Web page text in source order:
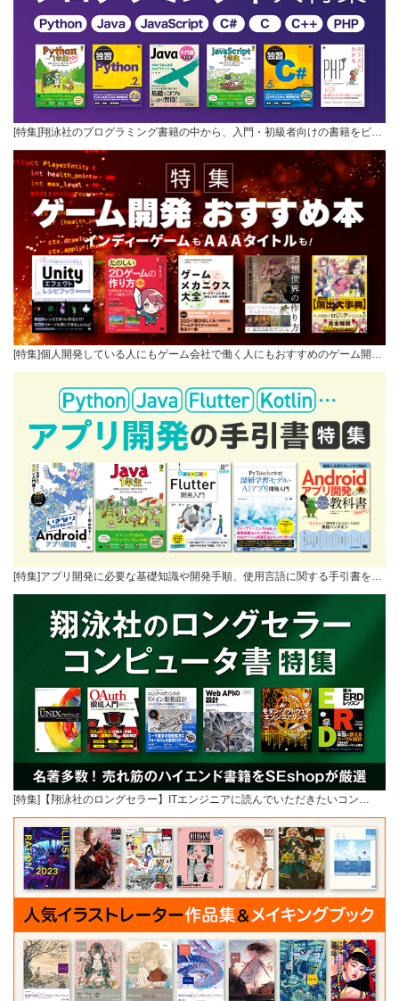
[特集]翔泳社のプログラミング書籍の中から、入門・初級者向けの書籍をピ…
[特集]個人開発している人にもゲーム会社で働く人にもおすすめのゲーム開…
[特集]アプリ開発に必要な基礎知識や開発手順、使用言語に関する手引書を…
[特集]【翔泳社のロングセラー】ITエンジニアに読んでいただきたいコン…